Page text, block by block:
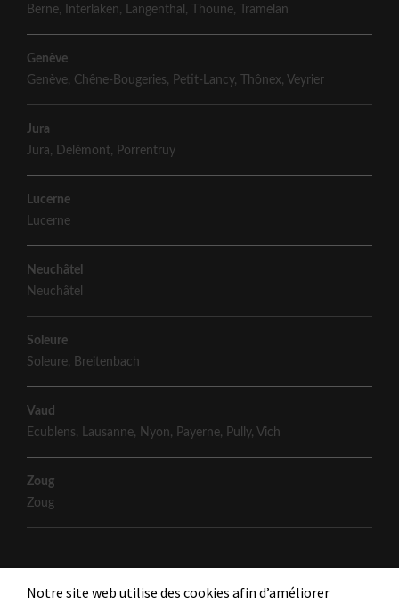
Berne, Interlaken, Langenthal , Thoune, Tramelan
Genève
Genève, Chêne-Bougeries, Petit-Lancy, Thônex, Veyrier
Jura
Jura, Delémont, Porrentruy
Lucerne
Lucerne
Neuchâtel
Neuchâtel
Soleure
Soleure, Breitenbach
Vaud
Ecublens, Lausanne, Nyon, Payerne, Pully, Vich
Zoug
Zoug
Notre site web utilise des cookies afin d’améliorer